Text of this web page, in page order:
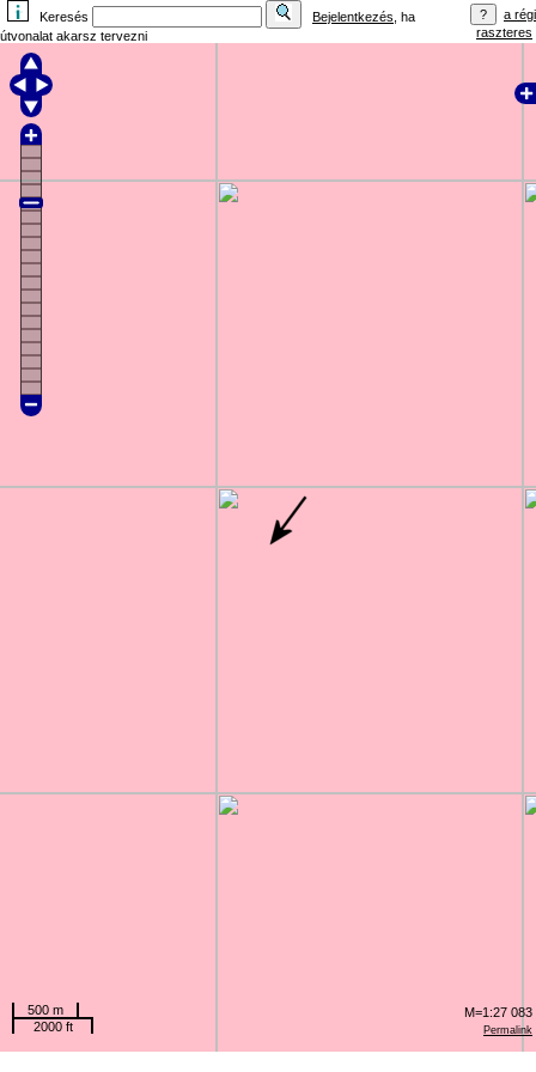
Keresés Bejelentkezés , ha
útvonalat akarsz tervezni
a régi
raszteres
Permalink
500 m
2000 ft
M=1:27 083